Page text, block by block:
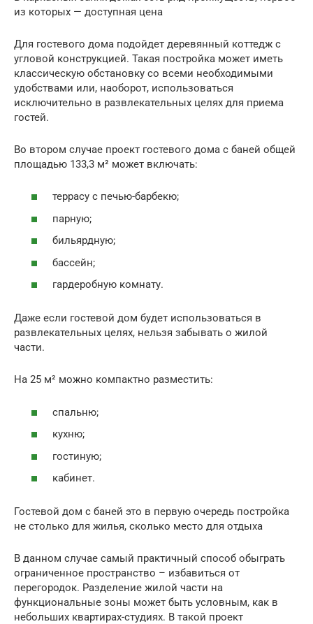
из которых — доступная цена
Для гостевого дома подойдет деревянный коттедж с
угловой конструкцией. Такая постройка может иметь
классическую обстановку со всеми необходимыми
удобствами или, наоборот, использоваться
исключительно в развлекательных целях для приема
гостей.
Во втором случае проект гостевого дома с баней общей
площадью 133,3 м² может включать:
террасу с печью-барбекю;
парную;
бильярдную;
бассейн;
гардеробную комнату.
Даже если гостевой дом будет использоваться в
развлекательных целях, нельзя забывать о жилой
части.
На 25 м² можно компактно разместить:
спальню;
кухню;
гостиную;
кабинет.
Гостевой дом с баней это в первую очередь постройка
не столько для жилья, сколько место для отдыха
В данном случае самый практичный способ обыграть
ограниченное пространство – избавиться от
перегородок. Разделение жилой части на
функциональные зоны может быть условным, как в
небольших квартирах-студиях. В такой проект